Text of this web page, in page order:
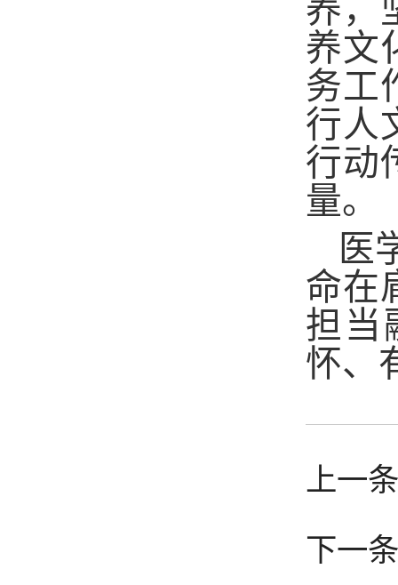
养，
养文
务工
行人
行动
量。
医
命在
担当
怀、
上一
下一